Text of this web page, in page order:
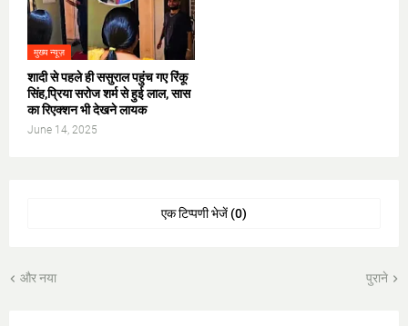
मुख्य न्यूज़
शादी से पहले ही ससुराल पहुंच गए रिंकू
सिंह,प्रिया सरोज शर्म से हुई लाल, सास
का रिएक्शन भी देखने लायक
June 14, 2025
एक टिप्पणी भेजें (0)
और नया पुराने